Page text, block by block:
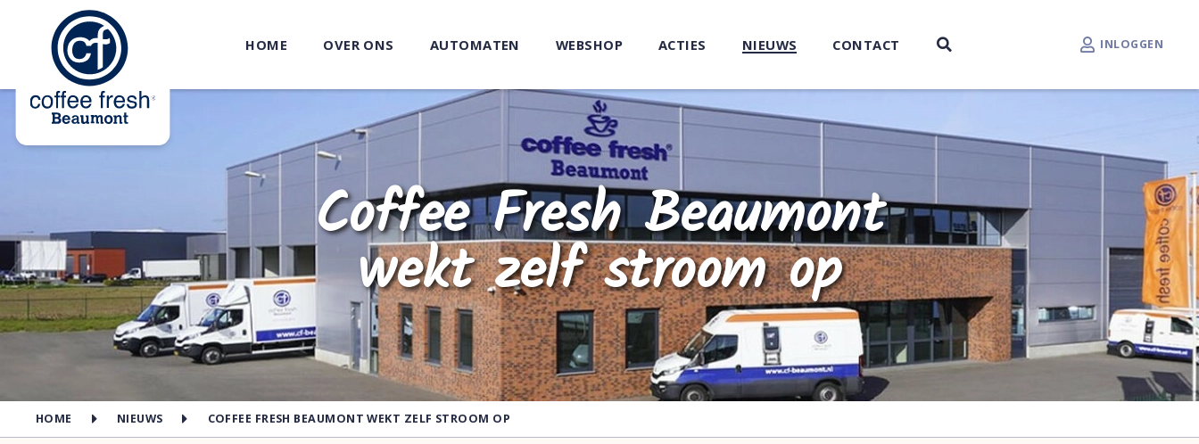
INLOGGEN
HOME OVER ONS AUTOMATEN WEBSHOP ACTIES NIEUWS CONTACT
Coffee Fresh Beaumont
wekt zelf stroom op
HOME NIEUWS COFFEE FRESH BEAUMONT WEKT ZELF STROOM OP